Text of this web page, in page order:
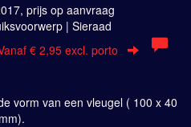
prijs op aanvraag
| Sieraad
€ 2,95 excl. porto
vorm van een vleugel ( 100 x 40
mm).